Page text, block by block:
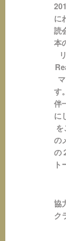
に
読
本
す
伴
に
を
の
の
協
ク